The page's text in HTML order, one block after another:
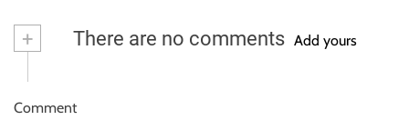
+ There are no comments Add yours
Comment